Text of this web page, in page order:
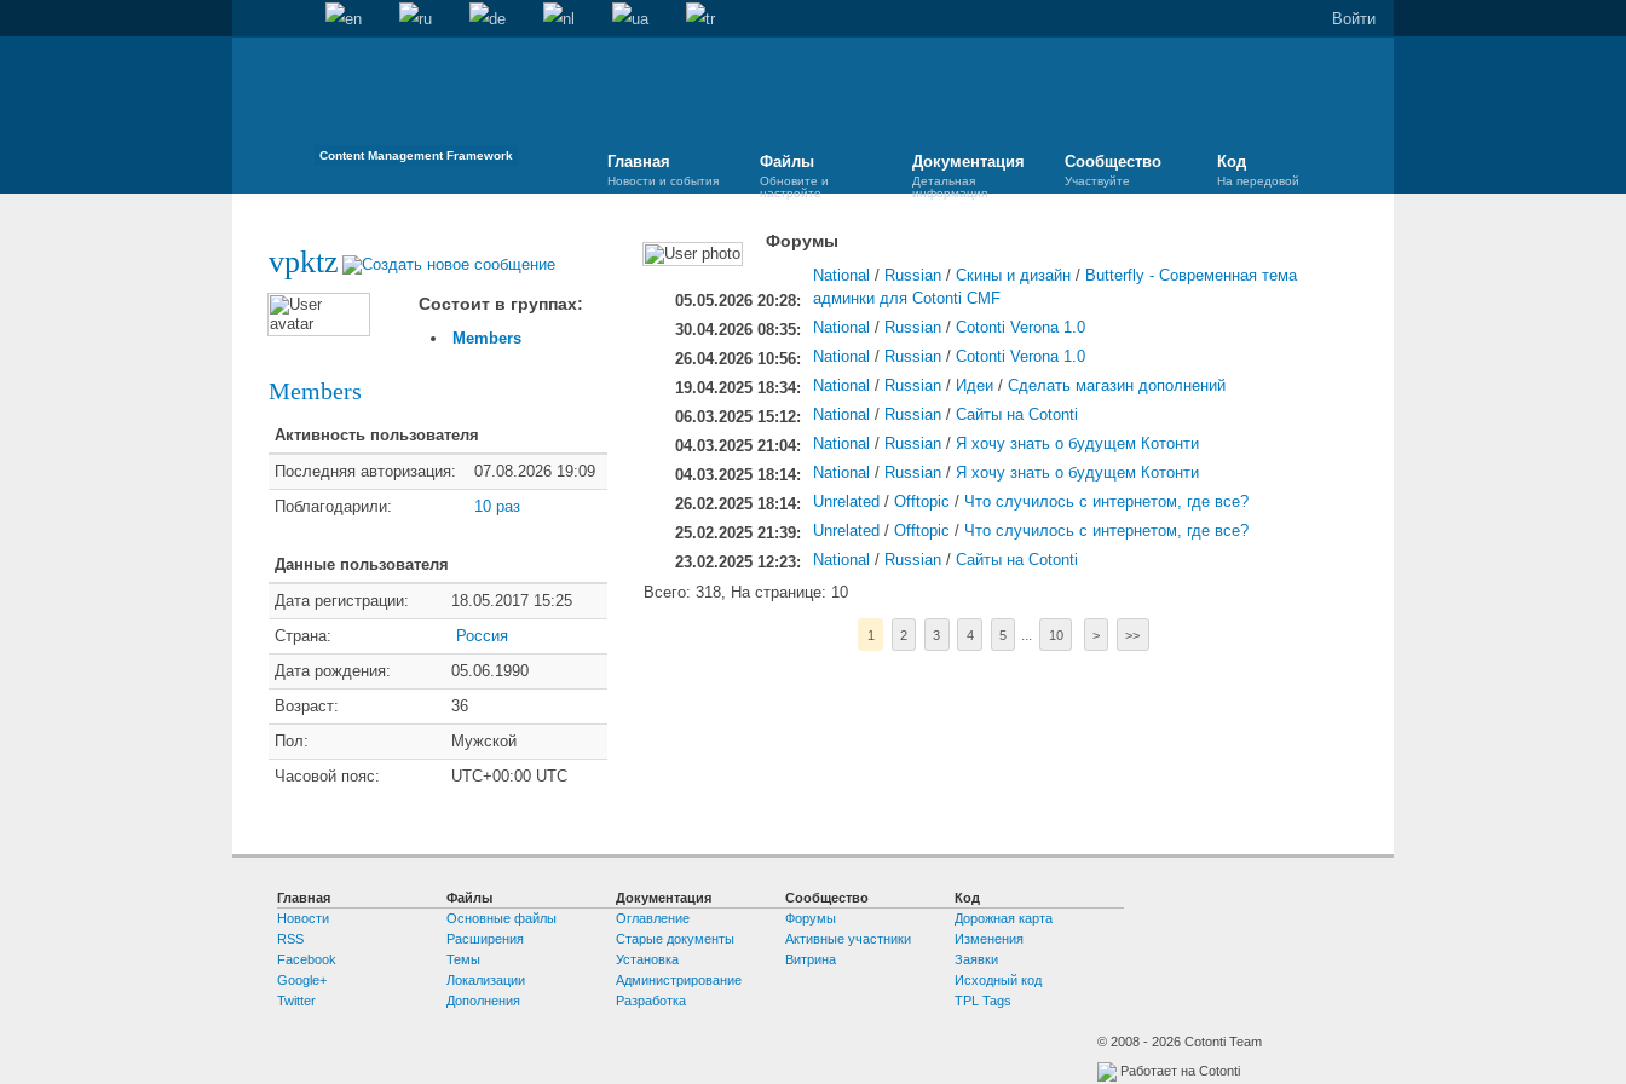
Войти
Content Management Framework Главная
Новости и события
Файлы
Обновите и
настройте
Документация
Детальная
информация
Сообщество
Участвуйте
Код
На передовой
vpktz
Состоит в группах:
Members
Members
Активность пользователя
Последняя авторизация:
07.08.2026 19:09
Поблагодарили:
10 раз
Данные пользователя
Дата регистрации:
18.05.2017 15:25
Страна:
Россия
Дата рождения:
05.06.1990
Возраст:
36
Пол:
Мужской
Часовой пояс:
UTC+00:00 UTC
Форумы
05.05.2026 20:28:
National / Russian / Скины и дизайн / Butterfly - Современная тема
админки для Cotonti CMF
30.04.2026 08:35:
National / Russian / Cotonti Verona 1.0
26.04.2026 10:56:
National / Russian / Cotonti Verona 1.0
19.04.2025 18:34:
National / Russian / Идеи / Сделать магазин дополнений
06.03.2025 15:12:
National / Russian / Сайты на Cotonti
04.03.2025 21:04:
National / Russian / Я хочу знать о будущем Котонти
04.03.2025 18:14:
National / Russian / Я хочу знать о будущем Котонти
26.02.2025 18:14:
Unrelated / Offtopic / Что случилось с интернетом, где все?
25.02.2025 21:39:
Unrelated / Offtopic / Что случилось с интернетом, где все?
23.02.2025 12:23:
National / Russian / Сайты на Cotonti
Всего: 318, На странице: 10
1 2 3 4 5 10 > >>
Главная
Новости
RSS
Facebook
Google+
Twitter
Файлы
Основные файлы
Расширения
Темы
Локализации
Дополнения
Документация
Оглавление
Старые документы
Установка
Администрирование
Разработка
Сообщество
Форумы
Активные участники
Витрина
Код
Дорожная карта
Изменения
Заявки
Исходный код
TPL Tags
© 2008 - 2026 Cotonti Team
Работает на Cotonti